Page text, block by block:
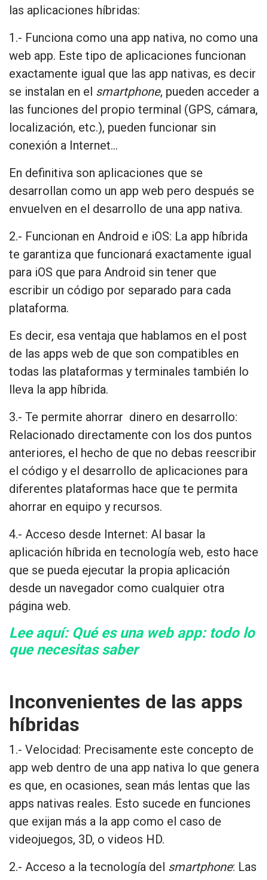
las aplicaciones híbridas:
1.- Funciona como una app nativa, no como una
web app. Este tipo de aplicaciones funcionan
exactamente igual que las app nativas, es decir
se instalan en el smartphone, pueden acceder a
las funciones del propio terminal (GPS, cámara,
localización, etc.), pueden funcionar sin
conexión a Internet…
En definitiva son aplicaciones que se
desarrollan como un app web pero después se
envuelven en el desarrollo de una app nativa.
2.- Funcionan en Android e iOS: La app híbrida
te garantiza que funcionará exactamente igual
para iOS que para Android sin tener que
escribir un código por separado para cada
plataforma.
Es decir, esa ventaja que hablamos en el post
de las apps web de que son compatibles en
todas las plataformas y terminales también lo
lleva la app híbrida.
3.- Te permite ahorrar dinero en desarrollo:
Relacionado directamente con los dos puntos
anteriores, el hecho de que no debas reescribir
el código y el desarrollo de aplicaciones para
diferentes plataformas hace que te permita
ahorrar en equipo y recursos.
4.- Acceso desde Internet: Al basar la
aplicación híbrida en tecnología web, esto hace
que se pueda ejecutar la propia aplicación
desde un navegador como cualquier otra
página web.
Lee aquí: Qué es una web app: todo lo
que necesitas saber
Inconvenientes de las apps
híbridas
1.- Velocidad: Precisamente este concepto de
app web dentro de una app nativa lo que genera
es que, en ocasiones, sean más lentas que las
apps nativas reales. Esto sucede en funciones
que exijan más a la app como el caso de
videojuegos, 3D, o videos HD.
2.- Acceso a la tecnología del smartphone: Las